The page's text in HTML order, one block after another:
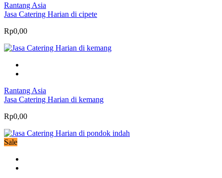
Rantang Asia
Jasa Catering Harian di cipete
Rp0,00
Rantang Asia
Jasa Catering Harian di kemang
Rp0,00
Sale